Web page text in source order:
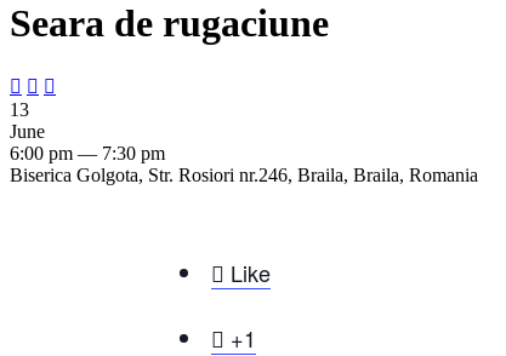
Seara de rugaciune
  
13
June
6:00 pm — 7:30 pm
Biserica Golgota, Str. Rosiori nr.246, Braila, Braila, Romania
 Like
 +1